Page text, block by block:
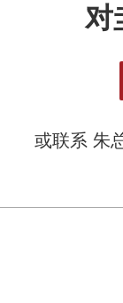
对
或联系 朱